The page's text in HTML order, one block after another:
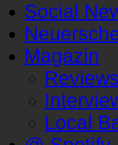
Social
Magazin
Reviews
Local